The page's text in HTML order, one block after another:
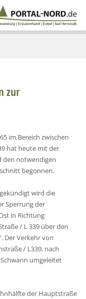
zur
im Bereich zwischen
hat heute mit der
den notwendigen
begonnen.
wird die
Sperrung der
in Richtung
/ L 339 über den
Der Verkehr von
/ L339, nach
umgeleitet
der Hauptstraße